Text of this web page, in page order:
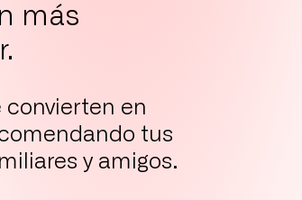
más
convierten en
tus
y amigos.